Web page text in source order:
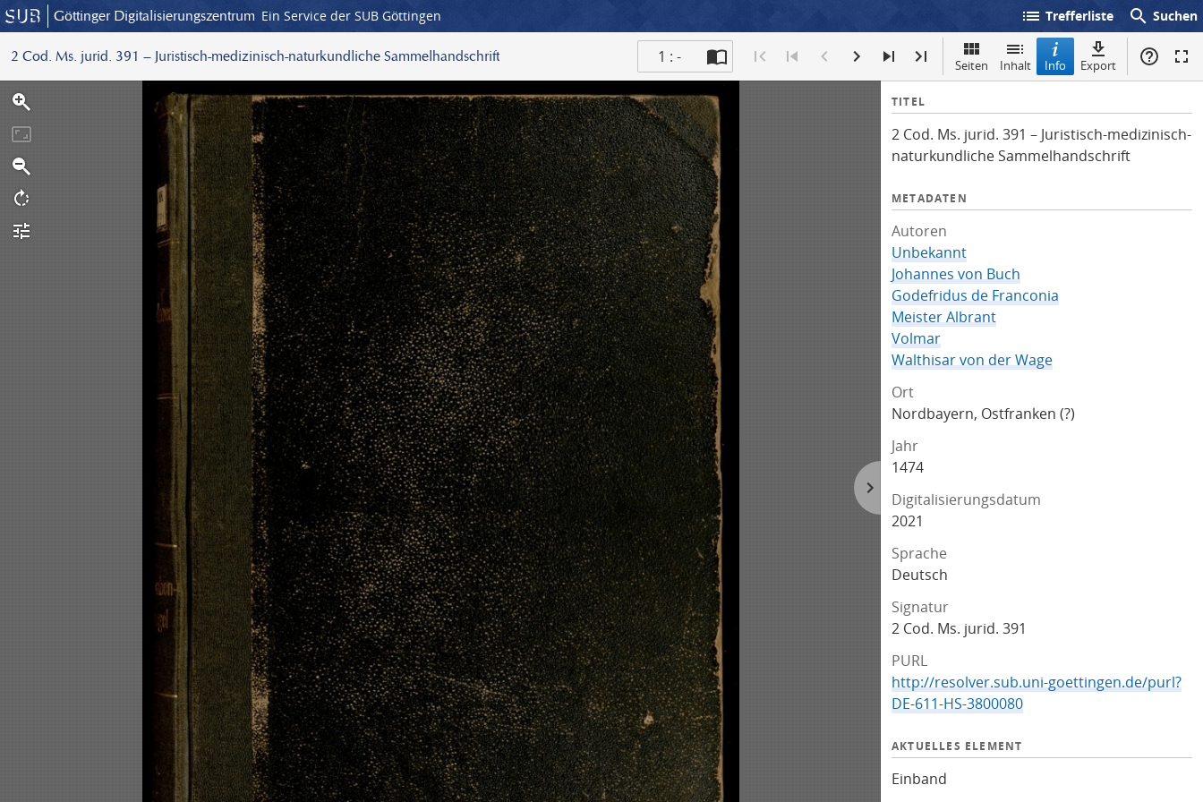
Göttinger Digitalisierungszentrum Ein Service der SUB Göttingen list Trefferliste search Suchen
2 Cod. Ms. jurid. 391 – Juristisch-medizinisch-naturkundliche Sammelhandschrift 1 : - Seiten Inhalt Info Export
I
f
o
TITEL
2 Cod. Ms. jurid. 391 – Juristisch-medizinisch-
naturkundliche Sammelhandschrift
METADATEN
Autoren
Unbekannt
Johannes von Buch
Godefridus de Franconia
Meister Albrant
Volmar
Walthisar von der Wage
Ort
Nordbayern, Ostfranken (?)
Jahr
1474
Digitalisierungsdatum
2021
Sprache
Deutsch
Signatur
2 Cod. Ms. jurid. 391
PURL
http://resolver.sub.uni-goettingen.de/purl?
DE-611-HS-3800080
AKTUELLES ELEMENT
Einband